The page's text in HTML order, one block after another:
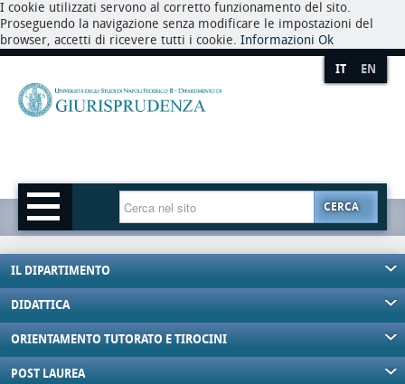
I cookie utilizzati servono al corretto funzionamento del sito.
Proseguendo la navigazione senza modificare le impostazioni del
browser, accetti di ricevere tutti i cookie. Informazioni Ok
IT EN
CERCA
IL DIPARTIMENTO
DIDATTICA
ORIENTAMENTO TUTORATO E TIROCINI
POST LAUREA